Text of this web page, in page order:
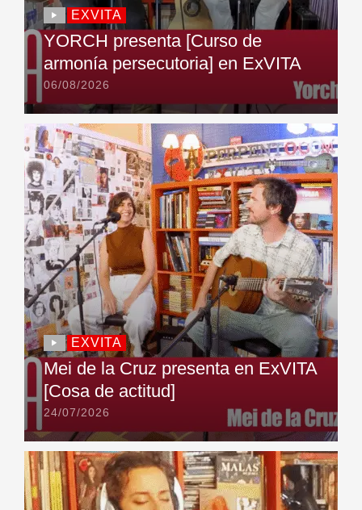
EXVITA
YORCH presenta [Curso de
armonía persecutoria] en ExVITA
06/08/2026
EXVITA
Mei de la Cruz presenta en ExVITA
[Cosa de actitud]
24/07/2026